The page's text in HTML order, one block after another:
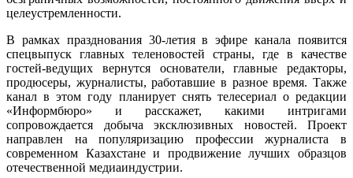
целеустремленности.
В рамках празднования 30-летия в эфире канала появится
спецвыпуск главных теленовостей страны, где в качестве
гостей-ведущих вернутся основатели, главные редакторы,
продюсеры, журналисты, работавшие в разное время. Также
канал в этом году планирует снять телесериал о редакции
«Информбюро» и расскажет, какими интригами
сопровождается добыча эксклюзивных новостей. Проект
направлен на популяризацию профессии журналиста в
современном Казахстане и продвижение лучших образцов
отечественной медиаиндустрии.